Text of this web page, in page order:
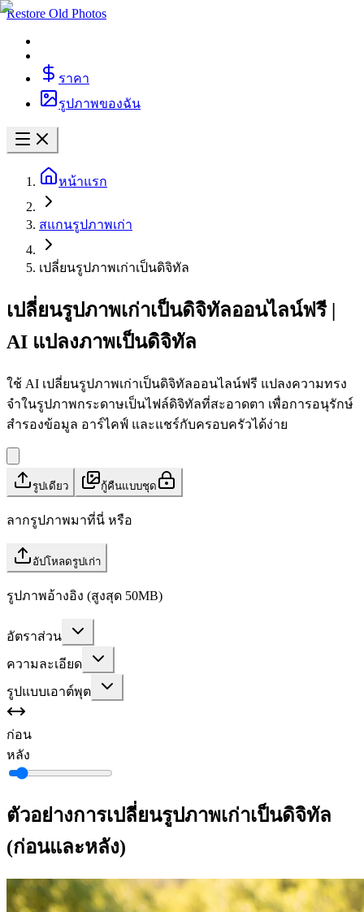
Restore Old Photos
ราคา
รูปภาพของฉัน
หน้าแรก
สแกนรูปภาพเก่า
เปลี่ยนรูปภาพเก่าเป็นดิจิทัล
เปลี่ยนรูปภาพเก่าเป็นดิจิทัลออนไลน์ฟรี |
AI แปลงภาพเป็นดิจิทัล
ใช้ AI เปลี่ยนรูปภาพเก่าเป็นดิจิทัลออนไลน์ฟรี แปลงความทรง
จำในรูปภาพกระดาษเป็นไฟล์ดิจิทัลที่สะอาดตา เพื่อการอนุรักษ์
สำรองข้อมูล อาร์ไคฟ์ และแชร์กับครอบครัวได้ง่าย
รูปเดียว กู้คืนแบบชุด
ลากรูปภาพมาที่นี่ หรือ
อัปโหลดรูปเก่า
รูปภาพอ้างอิง (สูงสุด 50MB)
อัตราส่วน
ความละเอียด
รูปแบบเอาต์พุต
ก่อน
หลัง
ตัวอย่างการเปลี่ยนรูปภาพเก่าเป็นดิจิทัล
(ก่อนและหลัง)